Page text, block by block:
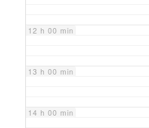
12 h 00 min
13 h 00 min
14 h 00 min